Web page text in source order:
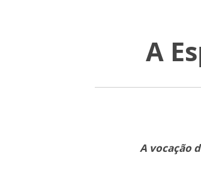
A
A vocação